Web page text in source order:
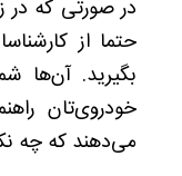
در صورتی که در
حتما از
بگیرید. آن‌ها
خودروی‌تان
می‌دهند که چه